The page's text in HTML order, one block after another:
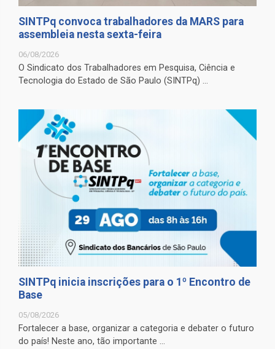
SINTPq convoca trabalhadores da MARS para
assembleia nesta sexta-feira
06/08/2026
O Sindicato dos Trabalhadores em Pesquisa, Ciência e
Tecnologia do Estado de São Paulo (SINTPq) ...
SINTPq inicia inscrições para o 1º Encontro de
Base
05/08/2026
Fortalecer a base, organizar a categoria e debater o futuro
do país! Neste ano, tão importante ...